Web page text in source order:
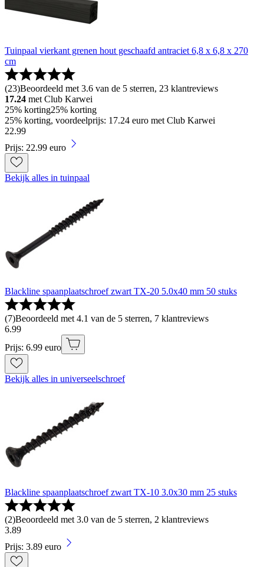
Tuinpaal vierkant grenen hout geschaafd antraciet 6,8 x 6,8 x 270
cm
(23)Beoordeeld met 3.6 van de 5 sterren, 23 klantreviews
17.24 met Club Karwei
25% korting25% korting
25% korting, voordeelprijs: 17.24 euro met Club Karwei
22.99
Prijs: 22.99 euro
Bekijk alles in tuinpaal
Blackline spaanplaatschroef zwart TX-20 5.0x40 mm 50 stuks
(7)Beoordeeld met 4.1 van de 5 sterren, 7 klantreviews
6.99
Prijs: 6.99 euro
Bekijk alles in universeelschroef
Blackline spaanplaatschroef zwart TX-10 3.0x30 mm 25 stuks
(2)Beoordeeld met 3.0 van de 5 sterren, 2 klantreviews
3.89
Prijs: 3.89 euro